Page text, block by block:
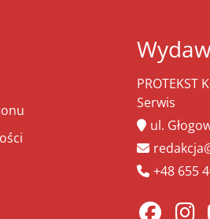
PROTEKST
Serwis
ul.
+48 655